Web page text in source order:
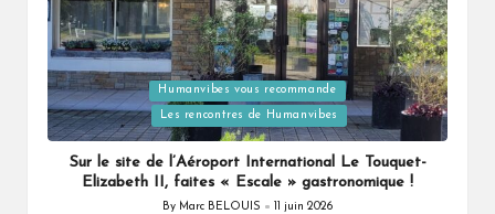
Posted
in
Humanvibes vous recommande
Les rencontres de Humanvibes
Sur le site de l’Aéroport International Le Touquet-
Elizabeth II, faites « Escale » gastronomique !
By Marc BELOUIS 11 juin 2026